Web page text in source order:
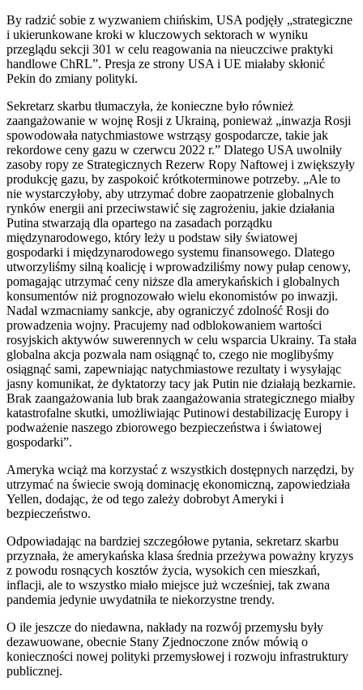
By radzić sobie z wyzwaniem chińskim, USA podjęły „strategiczne
i ukierunkowane kroki w kluczowych sektorach w wyniku
przeglądu sekcji 301 w celu reagowania na nieuczciwe praktyki
handlowe ChRL”. Presja ze strony USA i UE miałaby skłonić
Pekin do zmiany polityki.
Sekretarz skarbu tłumaczyła, że konieczne było również
zaangażowanie w wojnę Rosji z Ukrainą, ponieważ „inwazja Rosji
spowodowała natychmiastowe wstrząsy gospodarcze, takie jak
rekordowe ceny gazu w czerwcu 2022 r.” Dlatego USA uwolniły
zasoby ropy ze Strategicznych Rezerw Ropy Naftowej i zwiększyły
produkcję gazu, by zaspokoić krótkoterminowe potrzeby. „Ale to
nie wystarczyłoby, aby utrzymać dobre zaopatrzenie globalnych
rynków energii ani przeciwstawić się zagrożeniu, jakie działania
Putina stwarzają dla opartego na zasadach porządku
międzynarodowego, który leży u podstaw siły światowej
gospodarki i międzynarodowego systemu finansowego. Dlatego
utworzyliśmy silną koalicję i wprowadziliśmy nowy pułap cenowy,
pomagając utrzymać ceny niższe dla amerykańskich i globalnych
konsumentów niż prognozowało wielu ekonomistów po inwazji.
Nadal wzmacniamy sankcje, aby ograniczyć zdolność Rosji do
prowadzenia wojny. Pracujemy nad odblokowaniem wartości
rosyjskich aktywów suwerennych w celu wsparcia Ukrainy. Ta stała
globalna akcja pozwala nam osiągnąć to, czego nie moglibyśmy
osiągnąć sami, zapewniając natychmiastowe rezultaty i wysyłając
jasny komunikat, że dyktatorzy tacy jak Putin nie działają bezkarnie.
Brak zaangażowania lub brak zaangażowania strategicznego miałby
katastrofalne skutki, umożliwiając Putinowi destabilizację Europy i
podważenie naszego zbiorowego bezpieczeństwa i światowej
gospodarki”.
Ameryka wciąż ma korzystać z wszystkich dostępnych narzędzi, by
utrzymać na świecie swoją dominację ekonomiczną, zapowiedziała
Yellen, dodając, że od tego zależy dobrobyt Ameryki i
bezpieczeństwo.
Odpowiadając na bardziej szczegółowe pytania, sekretarz skarbu
przyznała, że amerykańska klasa średnia przeżywa poważny kryzys
z powodu rosnących kosztów życia, wysokich cen mieszkań,
inflacji, ale to wszystko miało miejsce już wcześniej, tak zwana
pandemia jedynie uwydatniła te niekorzystne trendy.
O ile jeszcze do niedawna, nakłady na rozwój przemysłu były
dezawuowane, obecnie Stany Zjednoczone znów mówią o
konieczności nowej polityki przemysłowej i rozwoju infrastruktury
publicznej.